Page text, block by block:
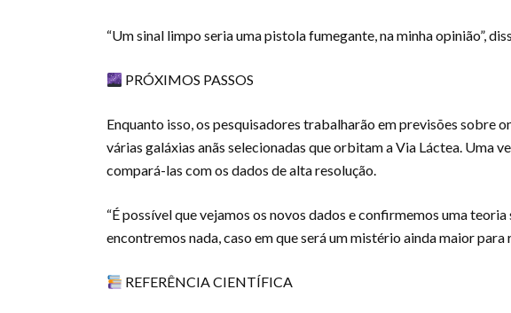
“Um sinal limpo seria uma pistola fumegante, na minha opinião”,
PRÓXIMOS PASSOS
Enquanto isso, os pesquisadores trabalharão em previsões sobre
várias galáxias anãs selecionadas que orbitam a Via Láctea. Uma
compará-las com os dados de alta resolução.
“É possível que vejamos os novos dados e confirmemos uma teoria
encontremos nada, caso em que será um mistério ainda maior para
REFERÊNCIA CIENTÍFICA